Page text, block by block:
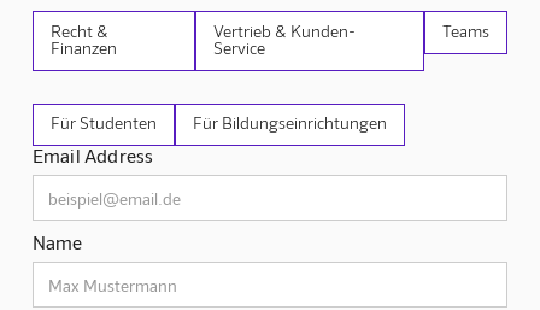
Recht &
Finanzen
Vertrieb & Kunden-
Service
Teams
Für Studenten Für Bildungseinrichtungen
Email Address
Name